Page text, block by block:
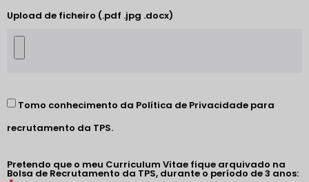
Upload de ficheiro (.pdf .jpg .docx)
Tomo conhecimento da Política de Privacidade para
recrutamento da TPS.
Pretendo que o meu Curriculum Vitae fique arquivado na
Bolsa de Recrutamento da TPS, durante o período de 3 anos: